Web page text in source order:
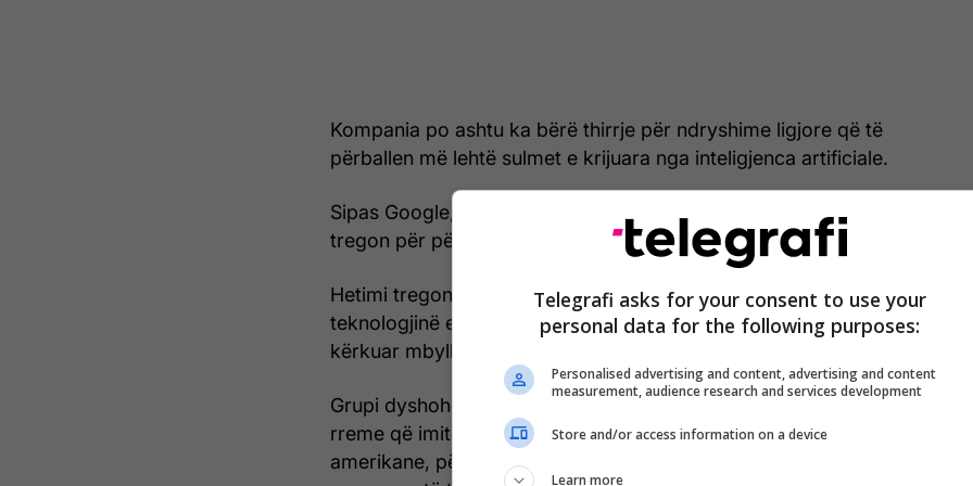
Kompania po ashtu ka bërë thirrje për ndryshime ligjore që të
përballen më lehtë sulmet e krijuara nga inteligjenca artificiale.
Sipas Google, kjo është padi e parë e koordinuar e këtij lloji, gjë që
tregon për përmasat e mëdha të skemës së mashtrimit.
Hetimi tregon se një grup i quajtur “Outsider Enterprise” ka përdorur
teknologjinë e Google dhe emrin e saj për aktivitete kriminale, duke
kërkuar mbylljen e menjëhershme të rrjetit.
Grupi dyshohet se ka përdorur Gemini për të krijuar faqe interneti të
rreme që imitonin Google, YouTube dhe institucione shtetërore
amerikane, përfshirë Shërbimin Postar të SHBA-së dhe sistemin e
Telegrafi asks for your consent to use your
personal data for the following purposes:
Personalised advertising and content, advertising and content
measurement, audience research and services development
Store and/or access information on a device
Learn more